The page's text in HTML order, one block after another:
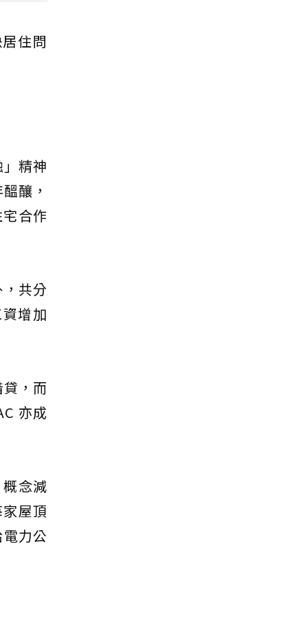
住問
精神
釀，
合作
共分
增加
，而
亦成
念減
屋頂
力公